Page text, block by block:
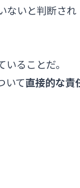
ないと判断され
ることだ。
いて直接的な責